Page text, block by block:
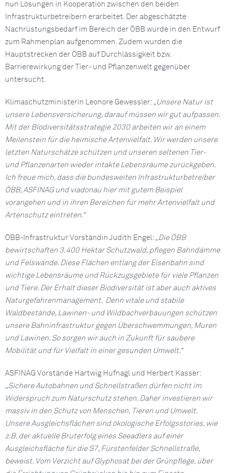
nun Lösungen in Kooperation zwischen den beiden
Infrastrukturbetreibern erarbeitet. Der abgeschätzte
Nachrüstungsbedarf im Bereich der ÖBB wurde in den Entwurf
zum Rahmenplan aufgenommen. Zudem wurden die
Hauptstrecken der ÖBB auf Durchlässigkeit bzw.
Barrierewirkung der Tier- und Pflanzenwelt gegenüber
untersucht.
Klimaschutzministerin Leonore Gewessler: „Unsere Natur ist
unsere Lebensversicherung, darauf müssen wir gut aufpassen.
Mit der Biodiversitätsstrategie 2030 arbeiten wir an einem
Meilenstein für die heimische Artenvielfalt. Wir werden unsere
letzten Naturschätze schützen und unseren seltenen Tier-
und Pflanzenarten wieder intakte Lebensräume zurückgeben.
Ich freue mich, dass die bundesweiten Infrastrukturbetreiber
ÖBB, ASFINAG und viadonau hier mit gutem Beispiel
vorangehen und in ihren Bereichen für mehr Artenvielfalt und
Artenschutz eintreten.“
ÖBB-Infrastruktur Vorständin Judith Engel: „Die ÖBB
bewirtschaften 3.400 Hektar Schutzwald, pflegen Bahndämme
und Felswände. Diese Flächen entlang der Eisenbahn sind
wichtige Lebensräume und Rückzugsgebiete für viele Pflanzen
und Tiere. Der Erhalt dieser Biodiversität ist aber auch aktives
Naturgefahrenmanagement. Denn vitale und stabile
Waldbestände, Lawinen- und Wildbachverbauungen schützen
unsere Bahninfrastruktur gegen Überschwemmungen, Muren
und Lawinen. So sorgen wir auch in Zukunft für saubere
Mobilität und für Vielfalt in einer gesunden Umwelt.“
ASFINAG Vorstände Hartwig Hufnagl und Herbert Kasser:
„Sichere Autobahnen und Schnellstraßen dürfen nicht im
Widerspruch zum Naturschutz stehen. Daher investieren wir
massiv in den Schutz von Menschen, Tieren und Umwelt.
Unsere Ausgleichsflächen sind ökologische Erfolgsstories, wie
z.B. der aktuelle Bruterfolg eines Seeadlers auf einer
Ausgleichsfläche für die S7, Fürstenfelder Schnellstraße,
beweist. Vom Verzicht auf Glyphosat bei der Grünpflege, über